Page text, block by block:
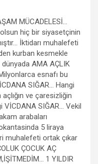
MÜCADELESİ…
hiç bir siyasetçinin
İktidarı muhalefeti
kurban kesmekle
AMA AÇLIK
esnafı bu
SIĞAR… Hangi
ve çaresizliğin
SIĞAR… Vekil
arabaları
5 liraya
muhalefeti ortak çıkar
ÇOCUK AÇ
1 YILDIR